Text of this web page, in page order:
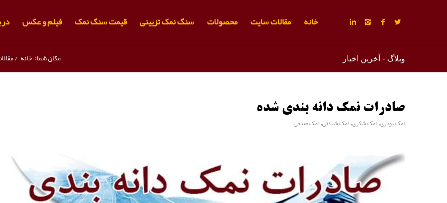
خانه مقالات سایت محصولات سنگ نمک تزیینی قیمت سنگ نمک فیلم و عکس
وبلاگ - آخرین اخبار مکان شما: خانه /
صادرات نمک دانه بندی شده
نمک پودری, نمک شکری, نمک شیلاتی, نمک صدفی